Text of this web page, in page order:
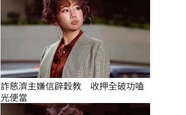
詐慈濟主嫌信辟穀教　收押全破功嗑
光便當